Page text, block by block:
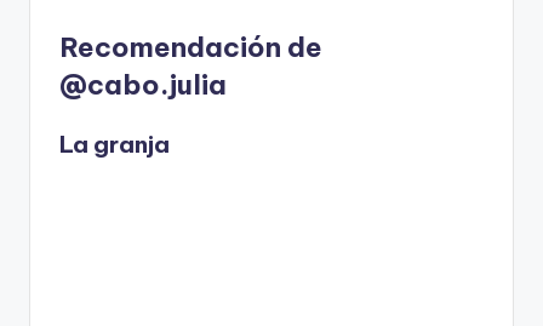
Recomendación de
@cabo.julia
La granja